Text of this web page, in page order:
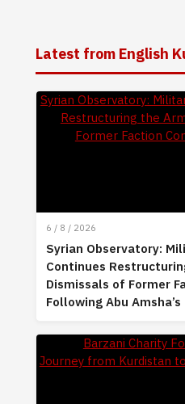
Latest from English
6 / 8 / 2026
Syrian Observatory:
Continues
Dismissals of Former
Following Abu